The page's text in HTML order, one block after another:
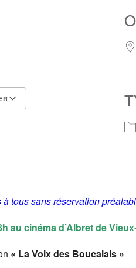
tous sans réservation
au cinéma d’Albret de
« La Voix des Boucalais »